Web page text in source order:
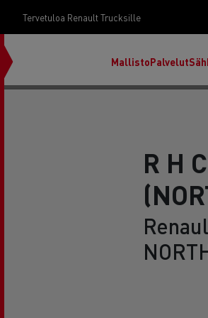
Tervetuloa Renault Trucksille
MallistoPalvelut
R H